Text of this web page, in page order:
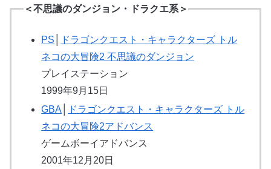
＜不思議のダンジョン・ドラクエ系＞
PS
ドラゴンクエスト・キャラクターズ トル
ネコの大冒険2 不思議のダンジョン
プレイステーション
1999年9月15日
GBA
ドラゴンクエスト・キャラクターズ トル
ネコの大冒険2アドバンス
ゲームボーイアドバンス
2001年12月20日